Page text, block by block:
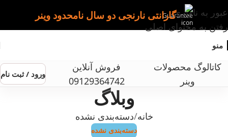
عبور به ناوبری
رفتن به محتوای اصلی
گارانتی نارنجی دو سال نامحدود وینر
منو
کاتالوگ محصولات
وینر
فروش آنلاین
09129364742
ورود / ثبت نام
وبلاگ
خانه دسته‌بندی نشده
دسته‌بندی نشده